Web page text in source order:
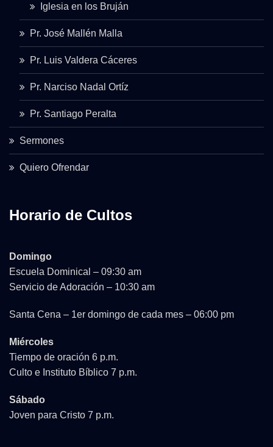
Iglesia en los Bruján
Pr. José Mallén Malla
Pr. Luis Valdera Cáceres
Pr. Narciso Nadal Ortíz
Pr. Santiago Peralta
Sermones
Quiero Ofrendar
Horario de Cultos
Domingo
Escuela Dominical – 09:30 am
Servicio de Adoración – 10:30 am
Santa Cena – 1er domingo de cada mes – 06:00 pm
Miércoles
Tiempo de oración 6 p.m.
Culto e Instituto Bíblico 7 p.m.
Sábado
Joven para Cristo 7 p.m.